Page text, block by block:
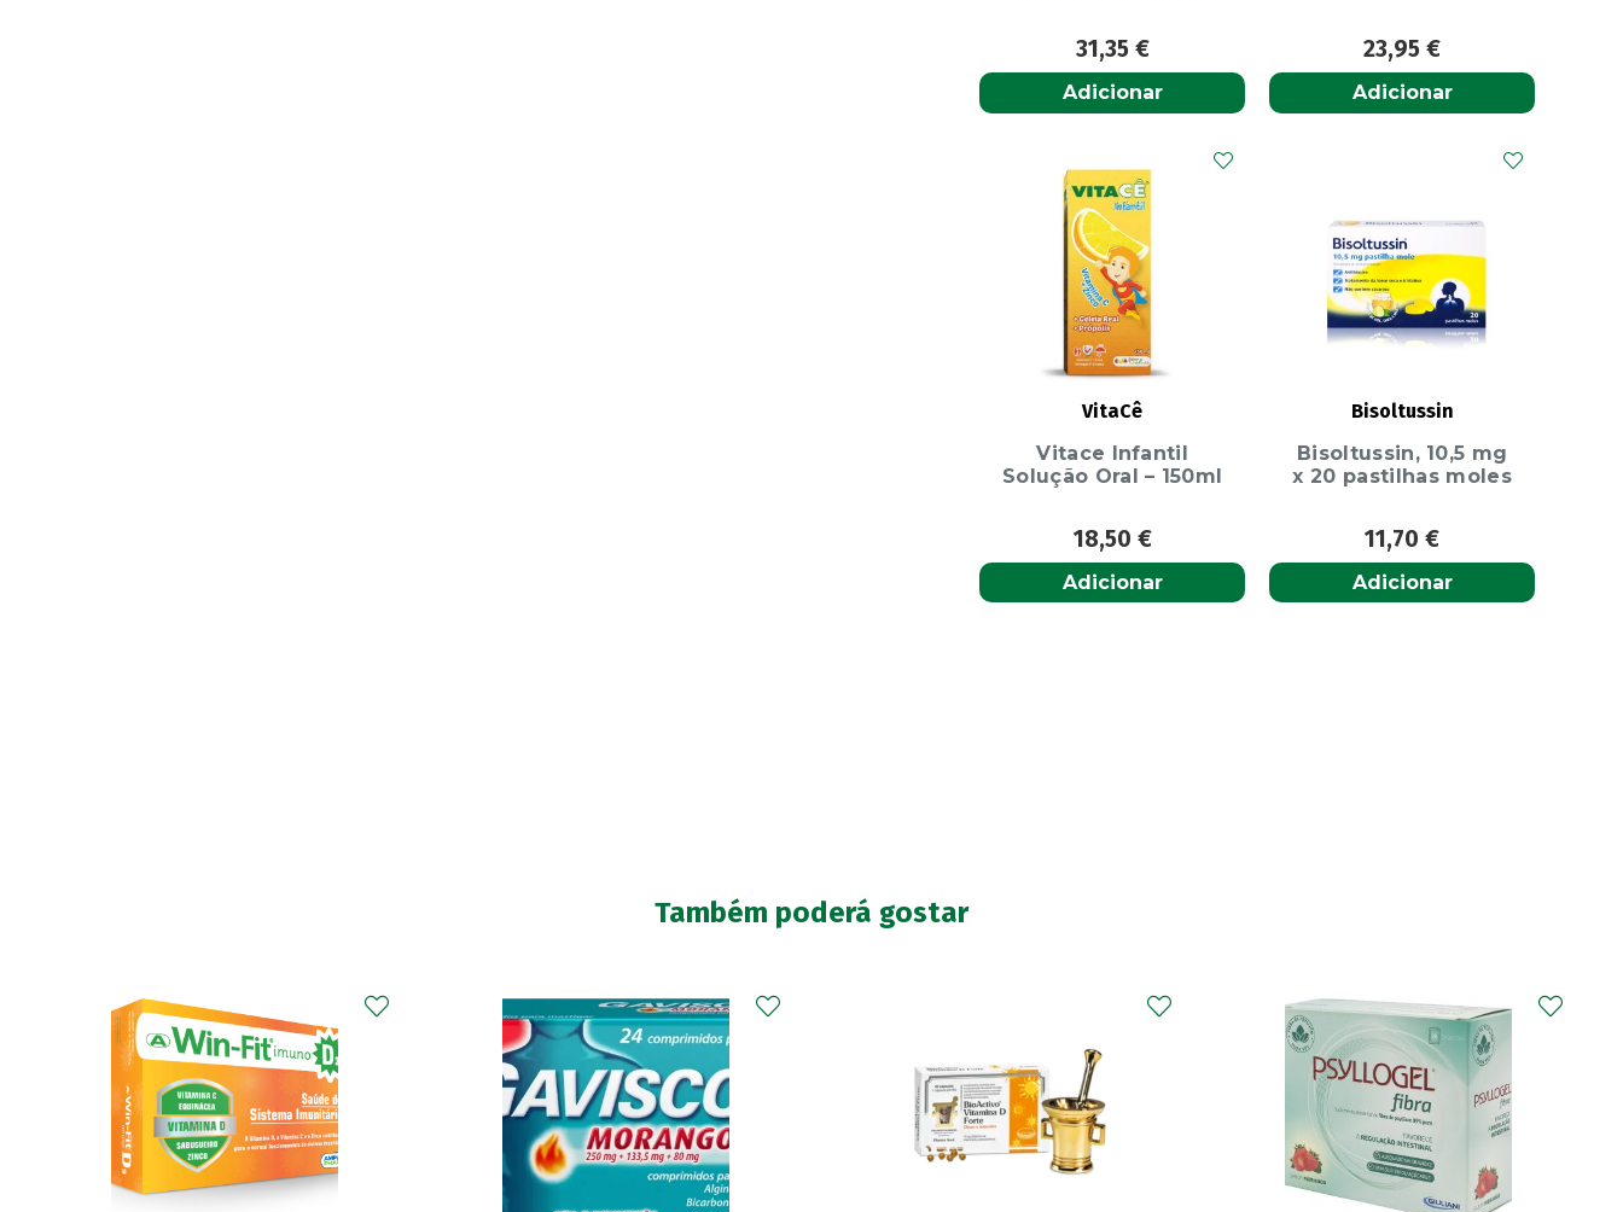
31,35 €
Adicionar
23,95€
Adicionar
VitaCê
Vitace Infantil
Solução Oral – 150ml
18,50 €
Adicionar
Bisoltussin
Bisoltussin, 10,5 mg
x 20 pastilhas moles
11,70€
Adicionar
Também poderá gostar